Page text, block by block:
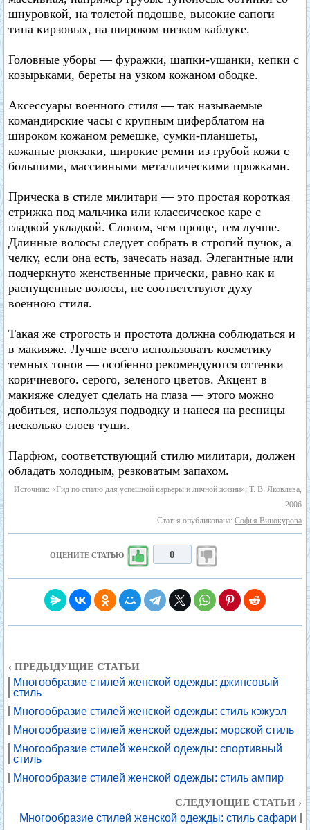
шнуровкой, на толстой подошве, высокие сапоги
типа кирзовых, на широком низком каблуке.
Головные уборы — фуражки, шапки-ушанки, кепки с
козырьками, береты на узком кожаном ободке.
Аксессуары военного стиля — так называемые
командирские часы с крупным циферблатом на
широком кожаном ремешке, сумки-планшеты,
кожаные рюкзаки, широкие ремни из грубой кожи с
большими, массивными металлическими пряжками.
Прическа в стиле милитари — это простая короткая
стрижка под мальчика или классическое каре с
гладкой укладкой. Словом, чем проще, тем лучше.
Длинные волосы следует собрать в строгий пучок, а
челку, если она есть, зачесать назад. Элегантные или
подчеркнуто женственные прически, равно как и
распущенные волосы, не соответствуют духу
военною стиля.
Такая же строгость и простота должна соблюдаться и
в макияже. Лучше всего использовать косметику
темных тонов — особенно рекомендуются оттенки
коричневого. серого, зеленого цветов. Акцент в
макияже следует сделать на глаза — этого можно
добиться, используя подводку и нанеся на ресницы
несколько слоев туши.
Парфюм, соответствующий стилю милитари, должен
обладать холодным, резковатым запахом.
Источник: «Гид по стилю для успешной карьеры и личной жизни», Т. В. Яковлева,
2006
Статья опубликована: Софья Винокурова
ОЦЕНИТЕ СТАТЬЮ 0
‹ ПРЕДЫДУЩИЕ СТАТЬИ
Многообразие стилей женской одежды: джинсовый
стиль
Многообразие стилей женской одежды: стиль кэжуэл
Многообразие стилей женской одежды: морской стиль
Многообразие стилей женской одежды: спортивный
стиль
Многообразие стилей женской одежды: стиль ампир
СЛЕДУЮЩИЕ СТАТЬИ ›
Многообразие стилей женской одежды: стиль сафари